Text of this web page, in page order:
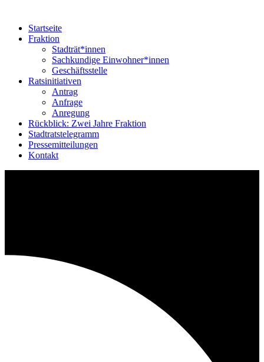
Startseite
Fraktion
Stadträt*innen
Sachkundige Einwohner*innen
Geschäftsstelle
Ratsinitiativen
Antrag
Anfrage
Anregung
Rückblick: Zwei Jahre Fraktion
Stadtratstelegramm
Pressemitteilungen
Kontakt